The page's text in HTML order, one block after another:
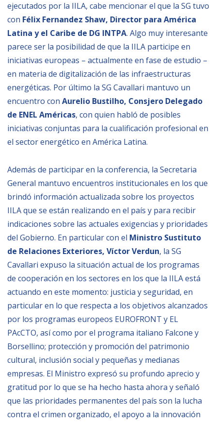
ejecutados por la IILA, cabe mencionar el que la SG tuvo
con Félix Fernandez Shaw, Director para América
Latina y el Caribe de DG INTPA. Algo muy interesante
parece ser la posibilidad de que la IILA participe en
iniciativas europeas – actualmente en fase de estudio –
en materia de digitalización de las infraestructuras
energéticas. Por último la SG Cavallari mantuvo un
encuentro con Aurelio Bustilho, Consjero Delegado
de ENEL Américas, con quien habló de posibles
iniciativas conjuntas para la cualificación profesional en
el sector energético en América Latina.
Además de participar en la conferencia, la Secretaria
General mantuvo encuentros institucionales en los que
brindó información actualizada sobre los proyectos
IILA que se están realizando en el país y para recibir
indicaciones sobre las actuales exigencias y prioridades
del Gobierno. En particular con el Ministro Sustituto
de Relaciones Exteriores, Víctor Verdun, la SG
Cavallari expuso la situación actual de los programas
de cooperación en los sectores en los que la IILA est
actuando en este momento: justicia y seguridad, en
particular en lo que respecta a los objetivos alcanzados
por los programas europeos EUROFRONT y EL
PAcCTO, así como por el programa italiano Falcone y
Borsellino; protección y promoción del patrimonio
cultural, inclusión social y pequeñas y medianas
empresas. El Ministro expresó su profundo aprecio y
gratitud por lo que se ha hecho hasta ahora y señaló
que las prioridades permanentes del país son la lucha
contra el crimen organizado, el apoyo a la innovación